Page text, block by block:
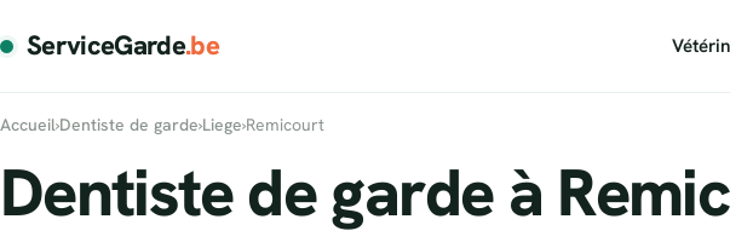
ServiceGarde.be
Accueil›Dentiste de garde›Liege›Remicourt
Dentiste de garde à